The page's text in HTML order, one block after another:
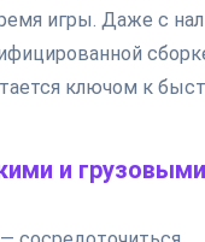
игры. Даже с
ключом к
и грузовыми